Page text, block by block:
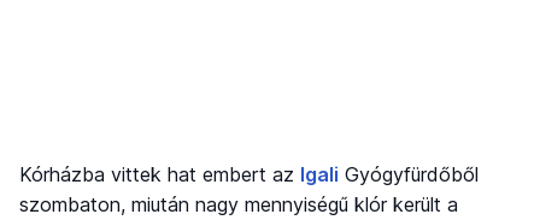
Kórházba vittek hat embert az Igali Gyógyfürdőből
szombaton, miután nagy mennyiségű klór került a